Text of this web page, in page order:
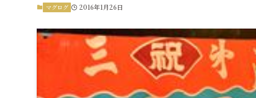
マグログ 2016年1月26日